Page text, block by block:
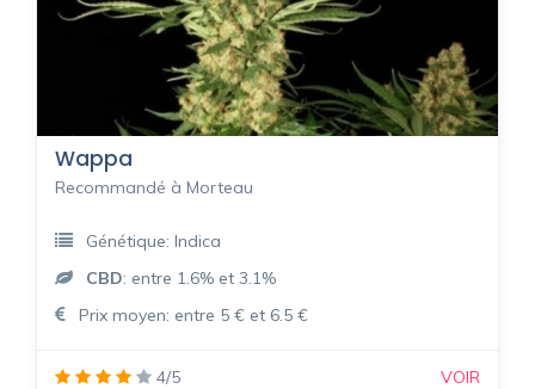
Wappa
Recommandé à Morteau
Génétique: Indica
CBD: entre 1.6% et 3.1%
Prix moyen: entre 5 € et 6.5 €
4/5
VOIR